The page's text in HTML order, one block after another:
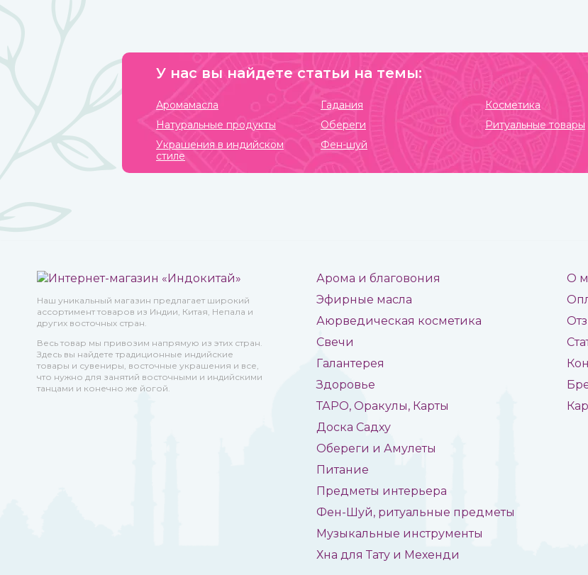
натуральные гидролаты в интернет-магазине
ИндоКитай с доставкой по России.
У нас вы найдете статьи на темы:
Аромамасла Гадания
Косметика
Натуральные продукты
Обереги
Ритуальные товары
Украшения в индийском
стиле
Фен-шуй
Наш уникальный магазин предлагает широкий
ассортимент товаров из Индии, Китая, Непала и
других восточных стран.
Весь товар мы привозим напрямую из этих стран.
Здесь вы найдете традиционные индийские
товары и сувениры, восточные украшения и все,
что нужно для занятий восточными и индийскими
танцами и конечно же йогой.
Арома и благовония
Эфирные масла
Аюрведическая косметика
Свечи
Галантерея
Здоровье
ТАРО, Оракулы, Карты
Доска Садху
Обереги и Амулеты
Питание
Предметы интерьера
Фен-Шуй, ритуальные предметы
Музыкальные инструменты
Хна для Тату и Мехенди
О